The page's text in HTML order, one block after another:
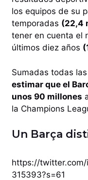
los equipos de su
temporadas (22,4
tener en cuenta el
últimos diez años
Sumadas todas
estimar que el
unos 90 millones
la Champions
Un Barça
https://
315393?s=61